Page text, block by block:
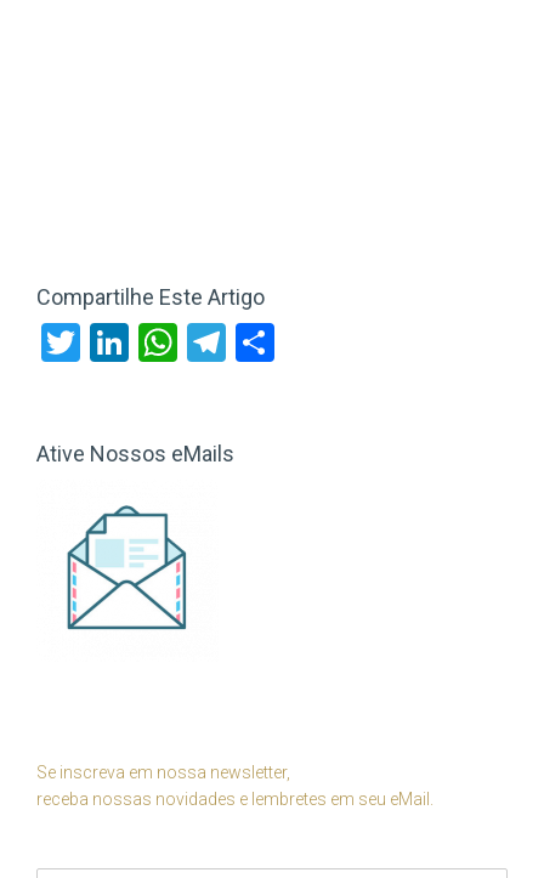
Compartilhe Este Artigo
Twitter
LinkedIn
WhatsApp
Telegram
Ative Nossos eMails
Se inscreva em nossa newsletter,
receba nossas novidades e lembretes em seu eMail.